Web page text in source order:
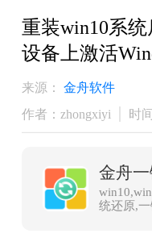
重装win10系
设备上激活
来源：
金舟软件
作者：zhongxiyi
时
金舟
统还原,